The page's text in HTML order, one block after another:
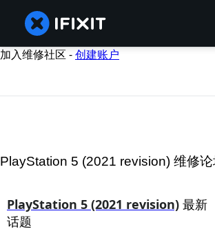
加入维修社区 -创建账户
PlayStation 5 (2021 revision) 维修
PlayStation 5 (2021 revision) 最新
话题